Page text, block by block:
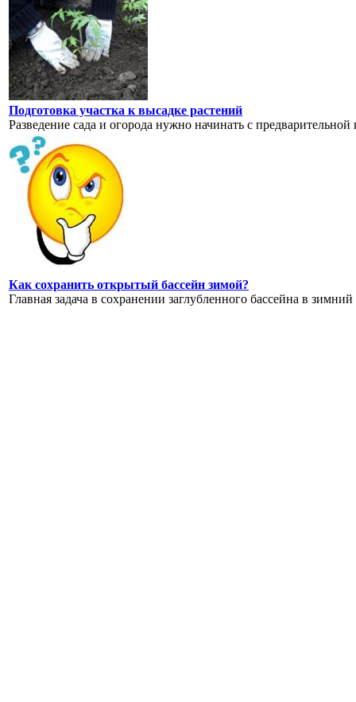
Подготовка участка к высадке растений
Разведение сада и огорода нужно начинать с
Как сохранить открытый бассейн зимой?
Главная задача в сохранении заглубленного бассейна в